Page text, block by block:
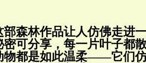
部森林作品让人仿佛走进
密可分享，每一片叶子都
物都是如此温柔——它们